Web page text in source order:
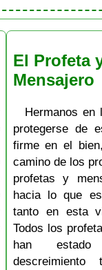
El Profeta
Mensajero
Hermanos
protegerse de
firme en el
camino de los
profetas y
hacia lo que
tanto en esta
Todos los
han estado